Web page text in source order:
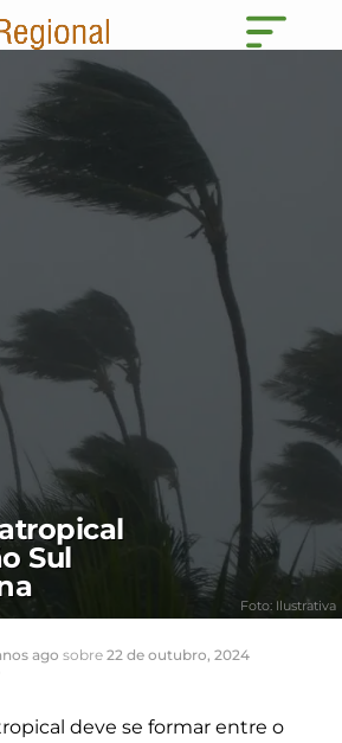
Sul
Foto: Ilustrativa
ago sobre 22 de outubro, 2024
deve se formar entre o